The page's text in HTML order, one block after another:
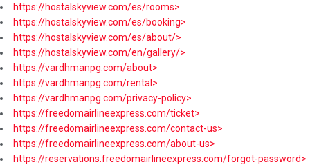
https://hostalskyview.com/es/rooms>
https://hostalskyview.com/es/booking>
https://hostalskyview.com/es/about/>
https://hostalskyview.com/en/gallery/>
https://vardhmanpg.com/about>
https://vardhmanpg.com/rental>
https://vardhmanpg.com/privacy-policy>
https://freedomairlineexpress.com/ticket>
https://freedomairlineexpress.com/contact-us>
https://freedomairlineexpress.com/about-us>
https://reservations.freedomairlineexpress.com/forgot-password>